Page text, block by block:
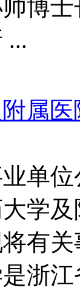
博
...
属
单
学
有
浙